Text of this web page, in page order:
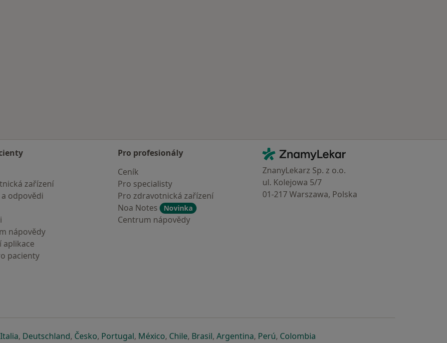
zařízení
odpovědi
nápovědy
aplikace
pacienty
Pro profesionály
Ceník
Pro specialisty
Pro zdravotnická zařízení
Noa Notes
Novinka
Centrum nápovědy
Kontakt
ZnamyLekar - Hlavní stránka
ZnanyLekarz Sp. z o.o.
ul. Kolejowa 5/7
01-217 Warszawa, Polska
nové záložce
otevře v nové záložce
Italiase otevře v nové záložce
, Deutschlandse otevře v nové záložce
, Českose otevře v nové záložce
, Portugalse otevře v nové záložce
, Méxicose otevře v nové záložce
, Chilese otevře v nové záložce
, Brasilse otevře v nové záložce
, Argentinase otevře v nové záložce
, Perúse otevře v nové záložce
, Colombiase otevře v nové záložce